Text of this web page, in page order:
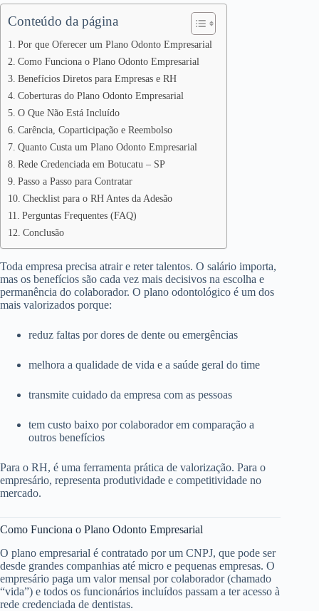
Conteúdo da página
Por que Oferecer um Plano Odonto Empresarial
Como Funciona o Plano Odonto Empresarial
Benefícios Diretos para Empresas e RH
Coberturas do Plano Odonto Empresarial
O Que Não Está Incluído
Carência, Coparticipação e Reembolso
Quanto Custa um Plano Odonto Empresarial
Rede Credenciada em Botucatu – SP
Passo a Passo para Contratar
Checklist para o RH Antes da Adesão
Perguntas Frequentes (FAQ)
Conclusão
Toda empresa precisa atrair e reter talentos. O salário importa,
mas os benefícios são cada vez mais decisivos na escolha e
permanência do colaborador. O plano odontológico é um dos
mais valorizados porque:
reduz faltas por dores de dente ou emergências
melhora a qualidade de vida e a saúde geral do time
transmite cuidado da empresa com as pessoas
tem custo baixo por colaborador em comparação a
outros benefícios
Para o RH, é uma ferramenta prática de valorização. Para o
empresário, representa produtividade e competitividade no
mercado.
Como Funciona o Plano Odonto Empresarial
O plano empresarial é contratado por um CNPJ, que pode ser
desde grandes companhias até micro e pequenas empresas. O
empresário paga um valor mensal por colaborador (chamado
“vida”) e todos os funcionários incluídos passam a ter acesso à
rede credenciada de dentistas.